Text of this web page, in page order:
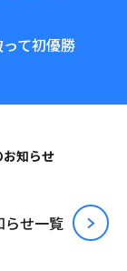
て初優勝
知らせ
らせ⼀覧